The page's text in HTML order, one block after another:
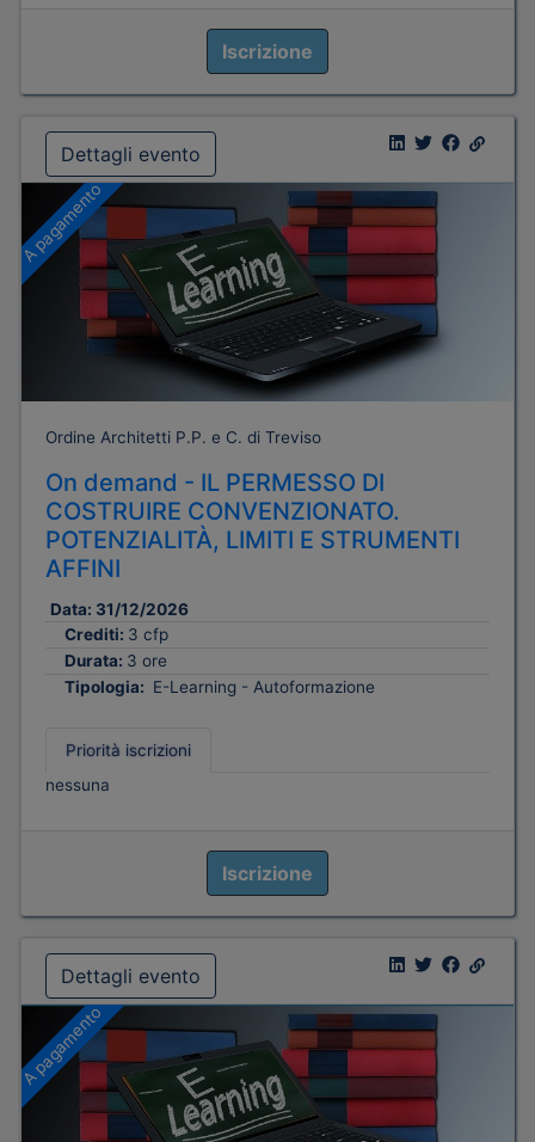
Iscrizione
Dettagli evento
A pagamento
Ordine Architetti P.P. e C. di Treviso
On demand - IL PERMESSO DI
COSTRUIRE CONVENZIONATO.
POTENZIALITÀ, LIMITI E STRUMENTI
AFFINI
Data: 31/12/2026
Crediti: 3 cfp
Durata: 3 ore
Tipologia: E-Learning - Autoformazione
Priorità iscrizioni
nessuna
Iscrizione
Dettagli evento
A pagamento